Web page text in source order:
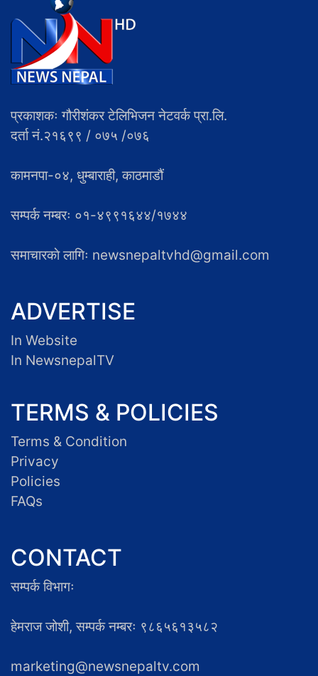
प्रकाशकः गौरीशंकर टेलिभिजन नेटवर्क प्रा.लि.
दर्ता नं.२१६९९ / ०७५ /०७६
कामनपा-०४, धुम्बाराही, काठमाडौं
सम्पर्क नम्बरः ०१-४९९१६४४/१७४४
समाचारकाे लागिः newsnepaltvhd@gmail.com
ADVERTISE
In Website
In NewsnepalTV
TERMS & POLICIES
Terms & Condition
Privacy
Policies
FAQs
CONTACT
सम्पर्क विभागः
हेमराज जोशी, सम्पर्क नम्बरः ९८६५६१३५८२
marketing@newsnepaltv.com